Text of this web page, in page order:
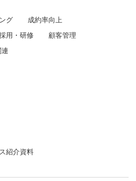
グ
成約率向上
用・研修
顧客管理
紹介資料